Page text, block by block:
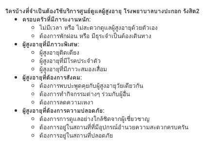
ใครบ้างที่จำเป็นต้องใช้บริการศูนย์ดูแลผู้สูงอายุ โรงพยาบาลบางปะกอก รังสิต2
ครอบครัวที่มีภาระงานหนัก:
ไม่มีเวลา หรือ ไม่สะดวกดูแลผู้สูงอายุด้วยตัวเอง
ต้องการพักผ่อน หรือ มีธุระจำเป็นต้องเดินทาง
ผู้สูงอายุที่มีภาวะพิเศษ:
ผู้สูงอายุติดเตียง
ผู้สูงอายุที่มีโรคประจำตัว
ผู้สูงอายุที่มีภาวะสมองเสื่อม
ผู้สูงอายุที่ต้องการสังคม:
ต้องการพบปะพูดคุยกับผู้สูงอายุวัยเดียวกัน
ต้องการทำกิจกรรมต่างๆ ร่วมกับผู้อื่น
ต้องการลดความเหงา
ผู้สูงอายุที่ต้องการความปลอดภัย:
ต้องการการดูแลอย่างใกล้ชิดจากผู้เชี่ยวชาญ
ต้องการอยู่ในสถานที่ที่มีอุปกรณ์อำนวยความสะดวกครบครัน
ต้องการอยู่ในสถานที่ปลอดภัย